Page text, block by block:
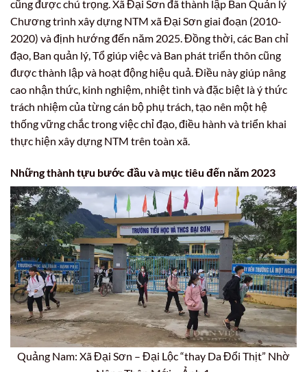
cũng được chú trọng. Xã Đại Sơn đã thành lập Ban Quản lý
Chương trình xây dựng NTM xã Đại Sơn giai đoạn (2010-
2020) và định hướng đến năm 2025. Đồng thời, các Ban chỉ
đạo, Ban quản lý, Tổ giúp việc và Ban phát triển thôn cũng
được thành lập và hoạt động hiệu quả. Điều này giúp nâng
cao nhận thức, kinh nghiệm, nhiệt tình và đặc biệt là ý thức
trách nhiệm của từng cán bộ phụ trách, tạo nên một hệ
thống vững chắc trong việc chỉ đạo, điều hành và triển khai
thực hiện xây dựng NTM trên toàn xã.
Những thành tựu bước đầu và mục tiêu đến năm 2023
Quảng Nam: Xã Đại Sơn – Đại Lộc “thay Da Đổi Thịt” Nhờ